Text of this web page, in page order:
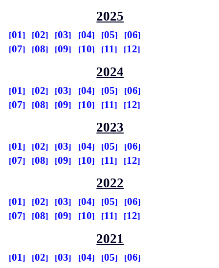
2025
01 02 03 04 05
06
07
08 09 10 11 12
2024
01 02 03 04 05
06
07
08 09 10 11 12
2023
01 02 03 04 05
06
07
08 09 10 11 12
2022
01 02 03 04 05
06
07
08 09 10 11 12
2021
01 02 03 04 05
06